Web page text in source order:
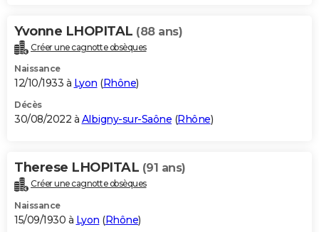
Yvonne LHOPITAL (88 ans)
Créer une cagnotte obsèques
Naissance
12/10/1933 à Lyon (Rhône)
Décès
30/08/2022 à Albigny-sur-Saône (Rhône)
Therese LHOPITAL (91 ans)
Créer une cagnotte obsèques
Naissance
15/09/1930 à Lyon (Rhône)